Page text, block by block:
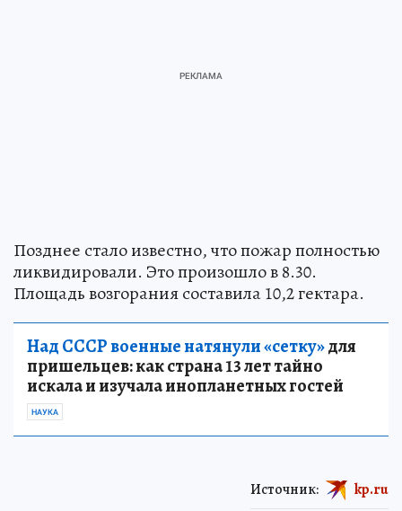
Позднее стало известно, что пожар полностью
ликвидировали. Это произошло в 8.30.
Площадь возгорания составила 10,2 гектара.
Над СССР военные натянули «сетку»для
пришельцев: как страна 13 лет тайно
искала и изучала инопланетных гостей
НАУКА
Источник: kp.ru